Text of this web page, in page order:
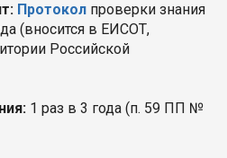
Протокол проверки знания
(вносится в ЕИСОТ,
Российской
1 раз в 3 года (п. 59 ПП №